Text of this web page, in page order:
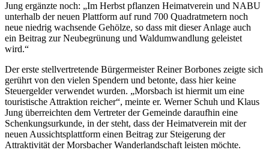
Jung ergänzte noch: „Im Herbst pflanzen Heimatverein und NABU
unterhalb der neuen Plattform auf rund 700 Quadratmetern noch
neue niedrig wachsende Gehölze, so dass mit dieser Anlage auch
ein Beitrag zur Neubegrünung und Waldumwandlung geleistet
wird.“
Der erste stellvertretende Bürgermeister Reiner Borbones zeigte sich
gerührt von den vielen Spendern und betonte, dass hier keine
Steuergelder verwendet wurden. „Morsbach ist hiermit um eine
touristische Attraktion reicher“, meinte er. Werner Schuh und Klaus
Jung überreichten dem Vertreter der Gemeinde daraufhin eine
Schenkungsurkunde, in der steht, dass der Heimatverein mit der
neuen Aussichtsplattform einen Beitrag zur Steigerung der
Attraktivität der Morsbacher Wanderlandschaft leisten möchte.